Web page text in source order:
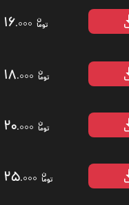
۱۶.۰۰۰
۱۸.۰۰۰
۲۰.۰۰۰
۲۵.۰۰۰